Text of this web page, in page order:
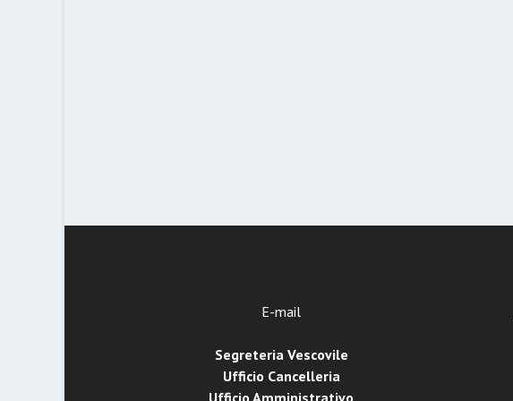
E-mail
Segreteria Vescovile
Ufficio Cancelleria
Ufficio Amministrativo